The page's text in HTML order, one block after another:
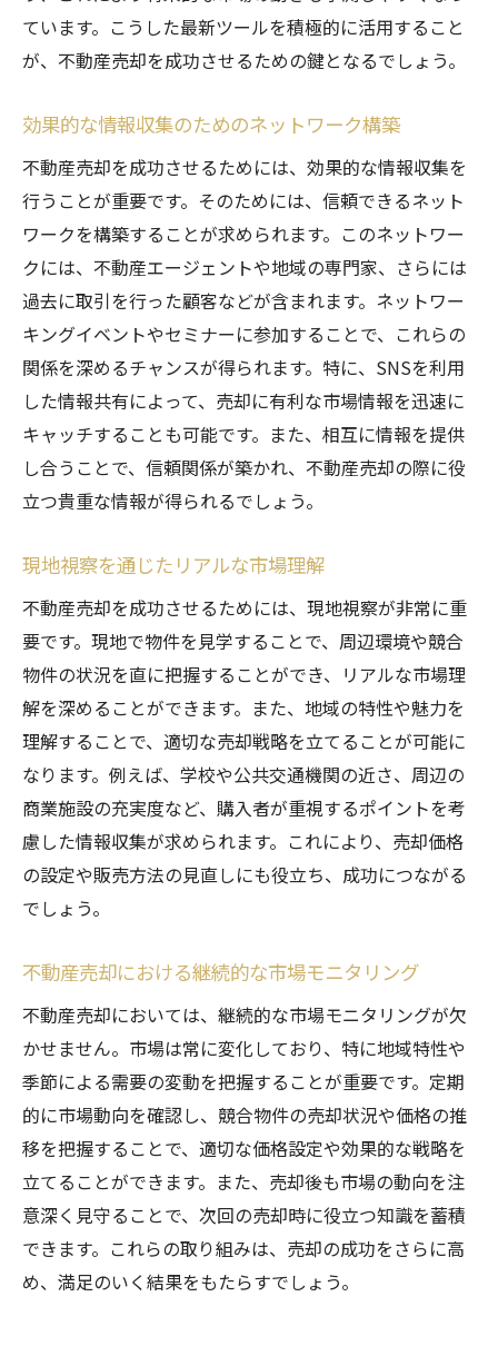
ています。こうした最新ツールを積極的に活用すること
が、不動産売却を成功させるための鍵となるでしょう。
効果的な情報収集のためのネットワーク構築
不動産売却を成功させるためには、効果的な情報収集を
行うことが重要です。そのためには、信頼できるネット
ワークを構築することが求められます。このネットワー
クには、不動産エージェントや地域の専門家、さらには
過去に取引を行った顧客などが含まれます。ネットワー
キングイベントやセミナーに参加することで、これらの
関係を深めるチャンスが得られます。特に、SNSを利用
した情報共有によって、売却に有利な市場情報を迅速に
キャッチすることも可能です。また、相互に情報を提供
し合うことで、信頼関係が築かれ、不動産売却の際に役
立つ貴重な情報が得られるでしょう。
現地視察を通じたリアルな市場理解
不動産売却を成功させるためには、現地視察が非常に重
要です。現地で物件を見学することで、周辺環境や競合
物件の状況を直に把握することができ、リアルな市場理
解を深めることができます。また、地域の特性や魅力を
理解することで、適切な売却戦略を立てることが可能に
なります。例えば、学校や公共交通機関の近さ、周辺の
商業施設の充実度など、購入者が重視するポイントを考
慮した情報収集が求められます。これにより、売却価格
の設定や販売方法の見直しにも役立ち、成功につながる
でしょう。
不動産売却における継続的な市場モニタリング
不動産売却においては、継続的な市場モニタリングが欠
かせません。市場は常に変化しており、特に地域特性や
季節による需要の変動を把握することが重要です。定期
的に市場動向を確認し、競合物件の売却状況や価格の推
移を把握することで、適切な価格設定や効果的な戦略を
立てることができます。また、売却後も市場の動向を注
意深く見守ることで、次回の売却時に役立つ知識を蓄積
できます。これらの取り組みは、売却の成功をさらに高
め、満足のいく結果をもたらすでしょう。